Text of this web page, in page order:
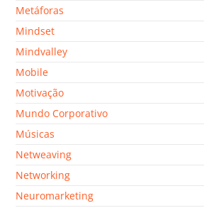
Metáforas
Mindset
Mindvalley
Mobile
Motivação
Mundo Corporativo
Músicas
Netweaving
Networking
Neuromarketing